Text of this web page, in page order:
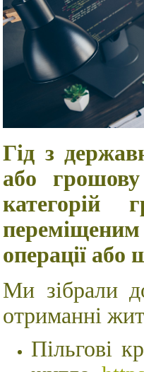
Гід з
або
категорій
операції
Ми зібрали
отриманні
Пільгові